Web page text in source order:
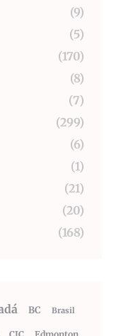
(9)
(5)
(170)
(8)
(7)
(299)
(6)
(1)
(21)
(20)
(168)
BC Brasil